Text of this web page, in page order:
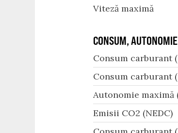
Viteză maximă
CONSUM,
Consum carburant
Consum carburant
Autonomie maximă
Emisii CO2 (NEDC)